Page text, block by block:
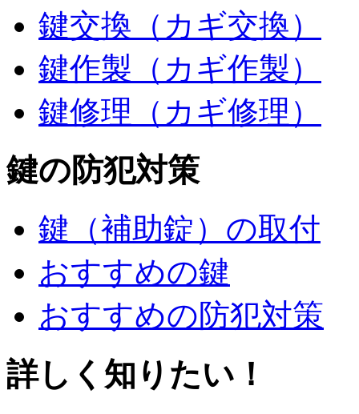
鍵交換（カギ交換）
鍵作製（カギ作製）
鍵修理（カギ修理）
鍵の防犯対策
鍵（補助錠）の取付
おすすめの鍵
おすすめの防犯対策
詳しく知りたい！